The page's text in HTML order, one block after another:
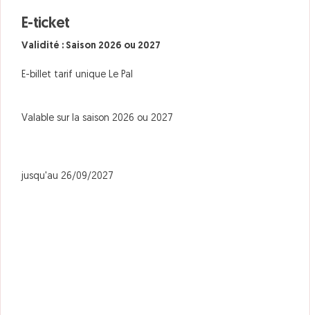
E-ticket
Validité : Saison 2026 ou 2027
E-billet tarif unique Le Pal
Valable sur la saison 2026 ou 2027
jusqu'au 26/09/2027